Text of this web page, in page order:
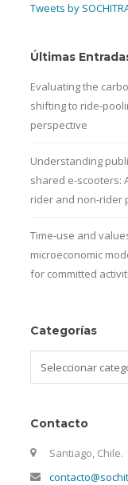
Tweets by
Últimas
Evaluating the
shifting to ride-
perspective
Understanding
shared e-scooters:
rider and non-rider
Time-use and
microeconomic
for committed
Categorías
Contacto
Santiago, Chile.